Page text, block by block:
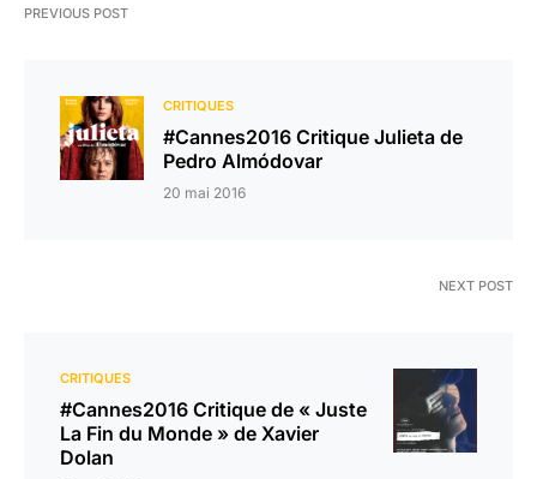
PREVIOUS POST
CRITIQUES
#Cannes2016 Critique Julieta de
Pedro Almódovar
20 mai 2016
NEXT POST
CRITIQUES
#Cannes2016 Critique de « Juste
La Fin du Monde » de Xavier
Dolan